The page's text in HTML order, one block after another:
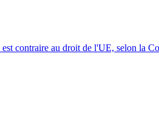
contraire au droit de l'UE, selon la